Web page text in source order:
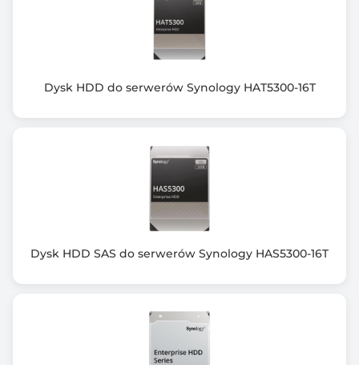
Dysk HDD do serwerów Synology HAT5300-16T
Dysk HDD SAS do serwerów Synology HAS5300-16T